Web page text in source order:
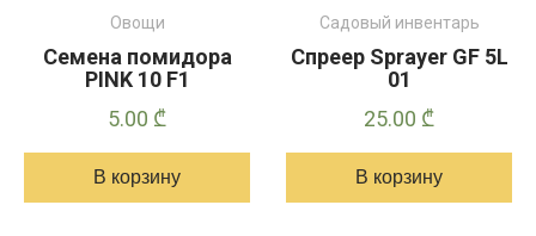
Овощи
Семена помидора
PINK 10 F1
5.00 ₾
В корзину
Садовый инвентарь
Спреер Sprayer GF 5L
01
25.00 ₾
В корзину